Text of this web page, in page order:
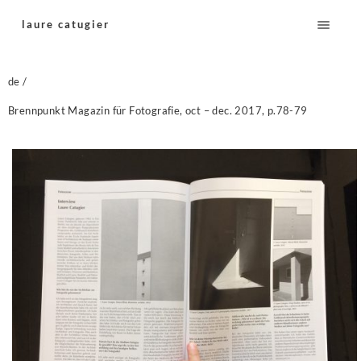
laure catugier
de /
Brennpunkt Magazin für Fotografie, oct – dec. 2017, p.78-79